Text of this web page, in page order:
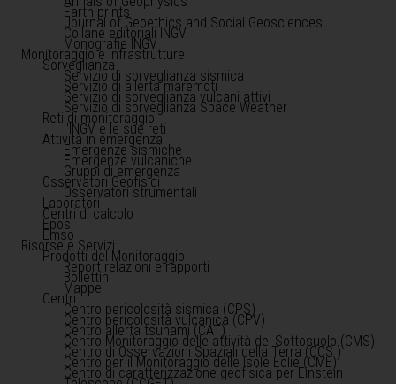
Earth-prints
Journal of Geoethics and Social Geosciences
Collane editoriali INGV
Monografie INGV
Monitoraggio e infrastrutture
Sorveglianza
Servizio di sorveglianza sismica
Servizio di allerta maremoti
Servizio di sorveglianza vulcani attivi
Servizio di sorveglianza Space Weather
Reti di monitoraggio
l'INGV e le sue reti
Attività in emergenza
Emergenze sismiche
Emergenze vulcaniche
Gruppi di emergenza
Osservatori Geofisici
Osservatori strumentali
Laboratori
Centri di calcolo
Epos
Emso
Risorse e Servizi
Prodotti del Monitoraggio
Report relazioni e rapporti
Bollettini
Mappe
Centri
Centro pericolosità sismica (CPS)
Centro pericolosità vulcanica (CPV)
Centro allerta tsunami (CAT)
Centro Monitoraggio delle attività del Sottosuolo (CMS)
Centro di Osservazioni Spaziali della Terra (COS )
Centro per il Monitoraggio delle Isole Eolie (CME)
Centro di caratterizzazione geofisica per Einstein